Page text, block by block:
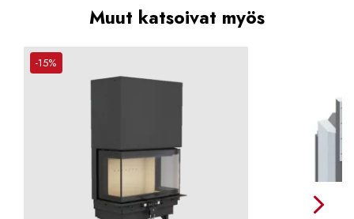
Muut katsoivat myös
-15%